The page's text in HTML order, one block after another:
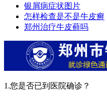
银屑病症状图片
怎样检查是不是牛皮癣
郑州治疗牛皮藓吗
1.您是否已到医院确诊？